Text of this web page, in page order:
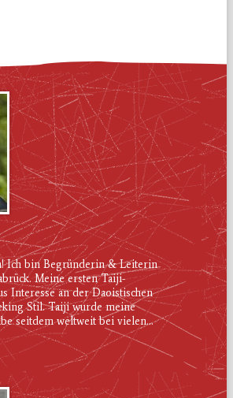
Ich bin Begründerin & Leiterin
Meine ersten Taiji-
Interesse an der Daoistischen
Stil. Taiji wurde meine
seitdem weltweit bei vielen...